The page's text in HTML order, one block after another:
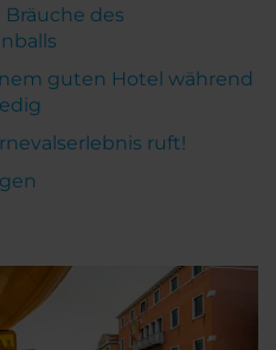
des
guten Hotel während
ruft!